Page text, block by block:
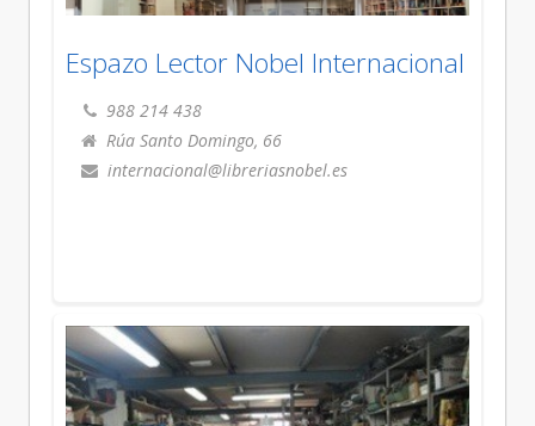
Espazo Lector Nobel Internacional
988 214 438
Rúa Santo Domingo, 66
internacional@libreriasnobel.es